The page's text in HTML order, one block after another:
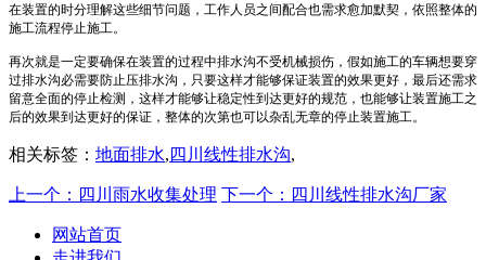
在装置的时分理解这些细节问题，工作人员之间配合也需求愈加默契，依照整体的
施工流程停止施工。
再次就是一定要确保在装置的过程中排水沟不受机械损伤，假如施工的车辆想要穿
过排水沟必需要防止压排水沟，只要这样才能够保证装置的效果更好，最后还需求
留意全面的停止检测，这样才能够让稳定性到达更好的规范，也能够让装置施工之
后的效果到达更好的保证，整体的次第也可以杂乱无章的停止装置施工。
相关标签： 地面排水, 四川线性排水沟,
上一个：四川雨水收集处理 下一个：四川线性排水沟厂家
网站首页